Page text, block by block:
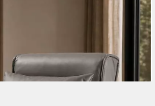
Rio Kunstleder klappbar in